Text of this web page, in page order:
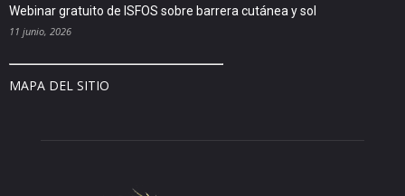
Webinar gratuito de ISFOS sobre barrera cutánea y sol
11 junio, 2026
MAPA DEL SITIO